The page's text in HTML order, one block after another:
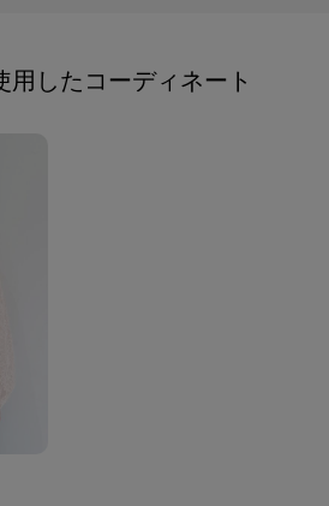
用したコーディネート